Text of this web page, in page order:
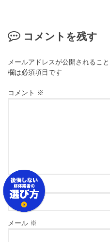
コメントを残す
メールアドレスが公開されること
欄は必須項目です
コメント ※
名前※
メール ※